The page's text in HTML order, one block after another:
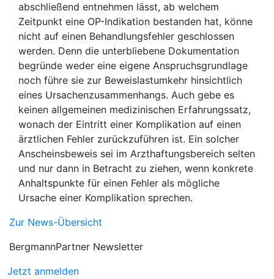
abschließend entnehmen lässt, ab welchem
Zeitpunkt eine OP-Indikation bestanden hat, könne
nicht auf einen Behandlungsfehler geschlossen
werden. Denn die unterbliebene Dokumentation
begründe weder eine eigene Anspruchsgrundlage
noch führe sie zur Beweislastumkehr hinsichtlich
eines Ursachenzusammenhangs. Auch gebe es
keinen allgemeinen medizinischen Erfahrungssatz,
wonach der Eintritt einer Komplikation auf einen
ärztlichen Fehler zurückzuführen ist. Ein solcher
Anscheinsbeweis sei im Arzthaftungsbereich selten
und nur dann in Betracht zu ziehen, wenn konkrete
Anhaltspunkte für einen Fehler als mögliche
Ursache einer Komplikation sprechen.
Zur News-Übersicht
BergmannPartner Newsletter
Jetzt anmelden